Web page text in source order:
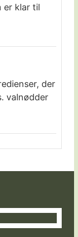
er klar til
der
valnødder